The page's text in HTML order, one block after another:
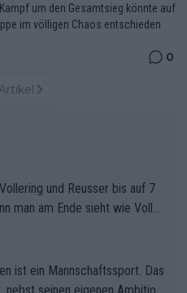
um den Gesamtsieg könnte auf
im völligen Chaos entschieden
0
und Reusser bis auf 7
man am Ende sieht wie Voller
nicht geschlossen hat un
Ein schwerer taktischer
wird.Diese Beobachtung trifft
ist ein Mannschaftssport. Das